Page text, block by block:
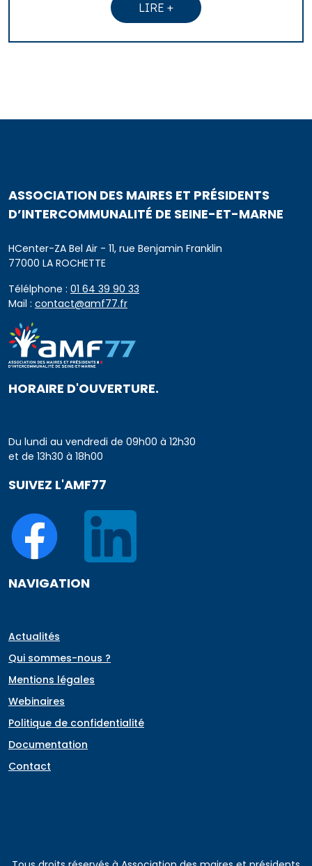
LIRE +
ASSOCIATION DES MAIRES ET PRÉSIDENTS
D’INTERCOMMUNALITÉ DE SEINE-ET-MARNE
HCenter-ZA Bel Air - 11, rue Benjamin Franklin
77000 LA ROCHETTE
Télélphone : 01 64 39 90 33
Mail : contact@amf77.fr
HORAIRE D'OUVERTURE.
Du lundi au vendredi de 09h00 à 12h30
et de 13h30 à 18h00
SUIVEZ L'AMF77
NAVIGATION
Actualités
Qui sommes-nous ?
Mentions légales
Webinaires
Politique de confidentialité
Documentation
Contact